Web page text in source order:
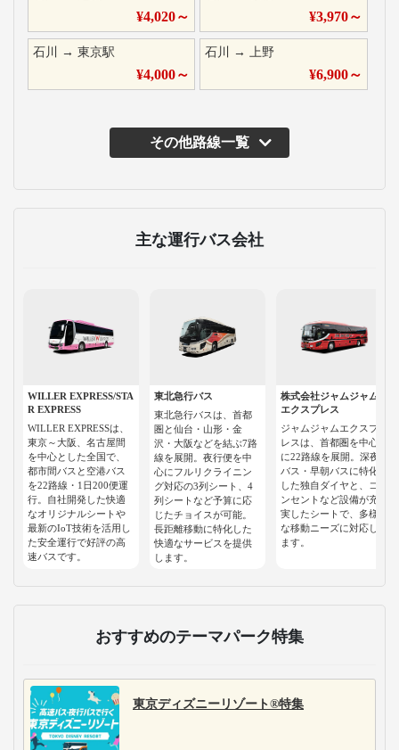
¥4,020～ ¥3,970～
石川 → 東京駅
¥4,000～
石川 →上野
¥6,900～
その他路線一覧
主な運行バス会社
WILLER EXPRESS/STA
R EXPRESS
WILLER EXPRESSは、
東京～大阪、名古屋間
を中心とした全国で、
都市間バスと空港バス
を22路線・1日200便運
行。自社開発した快適
なオリジナルシートや
最新のIoT技術を活用し
た安全運行で好評の高
速バスです。
東北急行バス
東北急行バスは、首都
圏と仙台・山形・金
沢・大阪などを結ぶ7路
線を展開。夜行便を中
心にフルリクライニン
グ対応の3列シート、4
列シートなど予算に応
じたチョイスが可能。
長距離移動に特化した
快適なサービスを提供
します。
株式会社ジャムジャム
エクスプレス
ジャムジャムエクスプ
レスは、首都圏を中心
に22路線を展開。深夜
バス・早朝バスに特化
した独自ダイヤと、コ
ンセントなど設備が充
実したシートで、多様
な移動ニーズに対応し
ます。
おすすめのテーマパーク特集
東京ディズニーリゾート®特集